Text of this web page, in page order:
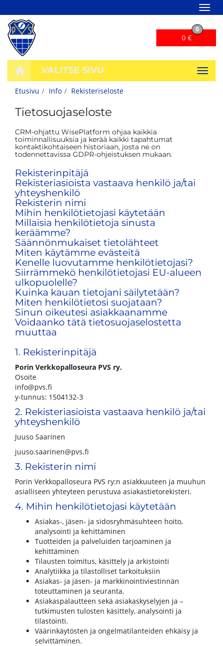
0 €
0
VALITSE SIVU
Etusivu Info Rekisteriseloste
Tietosuojaseloste
CRM-ohjattu WisePlatform ohjaa kaikkia
toiminnallisuuksia ja kerää kaikki tapahtumat
kontaktikohtaiseen historiaan, josta ne on
todennettavissa GDPR-ohjeistuksen mukaan.
Rekisterinpitäjä
Rekisteriasioista vastaava henkilö ja/tai
yhteyshenkilö
Rekisterin nimi
Mihin henkilötietojasi käytetään
Millaisia henkilötietoja sinusta
keräämme?
Säännönmukaiset tietolähteet
Miten käytämme evästeitä
Kenelle luovutamme henkilötietojasi?
Siirrämmekö henkilötietojasi EU-alueen
ulkopuolelle?
Kuinka kauan tietojani säilytetään?
Miten henkilötietosi suojataan?
Sinun oikeutesi asiakkaanamme
Voidaanko tätä tietosuojaselostetta
muuttaa
1. Rekisterinpitäjä
Porin Verkkopalloseura PVS ry.
Osoite
info@pvs.fi
y-tunnus: 1504132-3
2. Rekisteriasioista vastaava henkilö ja/tai
yhteyshenkilö
Juuso Saarinen
juuso.saarinen@pvs.fi
3. Rekisterin nimi
Porin Verkkopalloseura PVS ry:n asiakkuuteen ja muuhun
asialliseen yhteyteen perustuva asiakastietorekisteri.
4. Mihin henkilötietojasi käytetään
Asiakas-, jäsen- ja sidosryhmäsuhteen hoito,
analysointi ja kehittäminen
Tuotteiden ja palveluiden tarjoaminen ja
kehittäminen
Tilausten toimitus, käsittely ja arkistointi
Analytiikka ja tilastolliset tarkoituksiin
Asiakas- ja jäsen- ja markkinointiviestinnän
toteuttaminen ja seuranta.
Asiakaspalautteen sekä asiakaskyselyjen ja –
tutkimusten tulosten käsittely, analysointi ja
tilastointi.
Väärinkäytösten ja ongelmatilanteiden ehkäisy ja
selvittäminen.